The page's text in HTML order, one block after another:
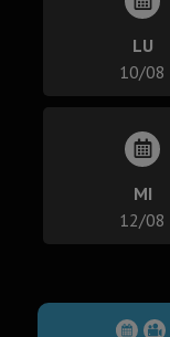
LU
10/08
MI
12/08